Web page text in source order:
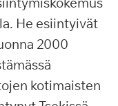
He esiintyivät
2000
kotimaisten